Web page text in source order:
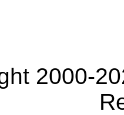
2000-